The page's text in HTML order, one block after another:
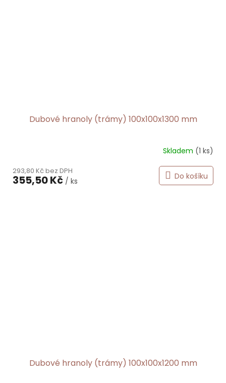
Dubové hranoly (trámy) 100x100x1300 mm
Skladem (1 ks)
293,80 Kč bez DPH
355,50 Kč / ks
Do košíku
Dubové hranoly (trámy) 100x100x1200 mm